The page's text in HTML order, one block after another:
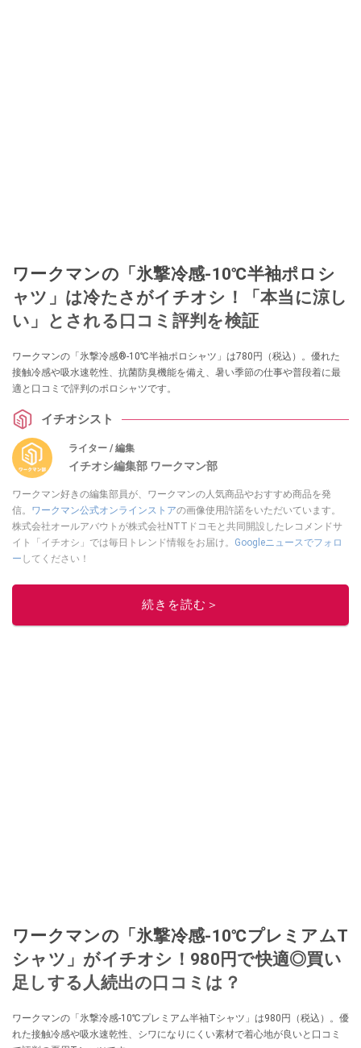
ワークマンの「氷撃冷感-10℃半袖ポロシ
ャツ」は冷たさがイチオシ！「本当に涼し
い」とされる口コミ評判を検証
ワークマンの「氷撃冷感®-10℃半袖ポロシャツ」は780円（税込）。優れた
接触冷感や吸水速乾性、抗菌防臭機能を備え、暑い季節の仕事や普段着に最
適と口コミで評判のポロシャツです。
イチオシスト
ライター / 編集
イチオシ編集部 ワークマン部
ワークマン好きの編集部員が、ワークマンの人気商品やおすすめ商品を発
信。 ワークマン公式オンラインストアの画像使用許諾をいただいています。
株式会社オールアバウトが株式会社NTTドコモと共同開設したレコメンドサ
イト「イチオシ」では毎日トレンド情報をお届け。 Googleニュースでフォロ
ー してください！
このイチオシストの他の記事を読む
続きを読む＞
ワークマンの「氷撃冷感-10℃プレミアムT
シャツ」がイチオシ！980円で快適◎買い
足しする人続出の口コミは？
ワークマンの「氷撃冷感-10℃プレミアム半袖Tシャツ」は980円（税込）。優
れた接触冷感や吸水速乾性、シワになりにくい素材で着心地が良いと口コミ